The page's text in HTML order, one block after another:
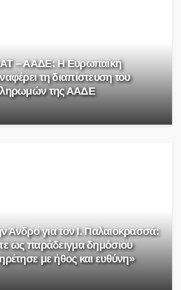
– ΑΑΔΕ: H Ευρωπαϊκή
τη διαπίστευση του
της ΑΑΔΕ
Άνδρο για τον Ι. Παλαιοκρασσά:
ως παράδειγμα δημόσιου
με ήθος και ευθύνη»